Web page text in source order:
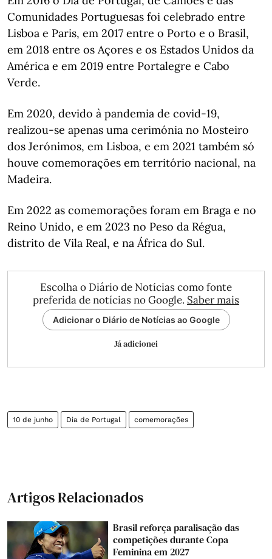
Comunidades Portuguesas foi celebrado entre
Lisboa e Paris, em 2017 entre o Porto e o Brasil,
em 2018 entre os Açores e os Estados Unidos da
América e em 2019 entre Portalegre e Cabo
Verde.
Em 2020, devido à pandemia de covid-19,
realizou-se apenas uma cerimónia no Mosteiro
dos Jerónimos, em Lisboa, e em 2021 também só
houve comemorações em território nacional, na
Madeira.
Em 2022 as comemorações foram em Braga e no
Reino Unido, e em 2023 no Peso da Régua,
distrito de Vila Real, e na África do Sul.
Escolha o Diário de Notícias como fonte
preferida de notícias no Google. Saber mais
Adicionar o Diário de Notícias ao Google
Já adicionei
10 de junho Dia de Portugal comemorações
Artigos Relacionados
Brasil reforça paralisação das
competições durante Copa
Feminina em 2027